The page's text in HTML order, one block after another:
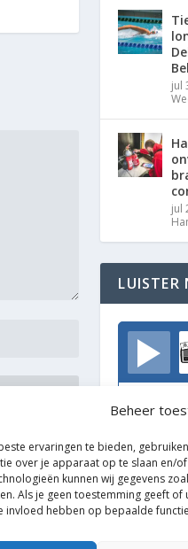
Beheer
ervaringen te bieden,
over je apparaat op te slaan en/
kunnen wij gegevens
Als je geen toestemming geeft
invloed hebben op bepaalde
jul
jul
LUISTER